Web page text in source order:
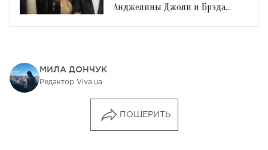
Анджелины Джоли и Брэда
МИЛА ДОНЧУК
Редактор Viva.ua
ПОШЕРИТЬ